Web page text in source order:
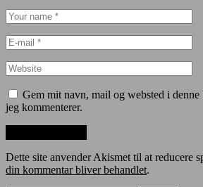
Gem mit navn, mail og websted i
jeg kommenterer.
Dette site anvender Akismet til at reducere
din kommentar bliver behandlet.